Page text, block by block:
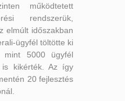
működtetett
rendszerük,
elmúlt időszakban
ügyfél töltötte ki
mint 5000 ügyfél
is kikérték. Az így
20 fejlesztés